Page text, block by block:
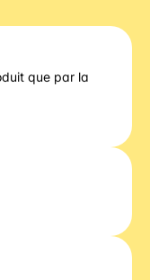
que par la